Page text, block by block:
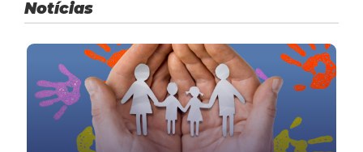
Notícias